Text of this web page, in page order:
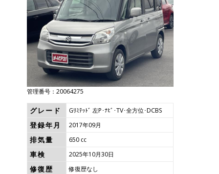
管理番号：20064275
グレード Gﾘﾐﾃｯﾄﾞ 左P･ﾅﾋﾞ･TV･全方位･DCBS
登録年月 2017年09月
排気量 650 cc
車検 2025年10月30日
修復歴 修復歴なし